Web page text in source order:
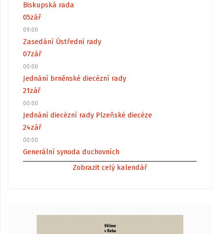
Biskupská rada
05zář
09:00
Zasedání Ústřední rady
07zář
00:00
Jednání brněnské diecézní rady
21zář
00:00
Jednání diecézní rady Plzeňské diecéze
24zář
00:00
Generální synoda duchovních
Zobrazit celý kalendář